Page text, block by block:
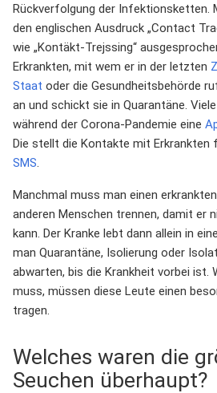
Rückverfolgung der Infektionsketten.
den englischen Ausdruck „Contact
wie „Kontäkt-Trejssing“
Erkrankten, mit wem er in der letzten
Staat oder die Gesundheitsbehörde
an und schickt sie in Quarantäne.
während der Corona-Pandemie eine
Die stellt die Kontakte mit Erkrankten
SMS
Manchmal muss man einen
anderen Menschen trennen, damit er
kann. Der Kranke lebt dann allein in
man Quarantäne, Isolierung oder
abwarten, bis die Krankheit vorbei ist.
muss, müssen diese Leute einen
tragen.
Welches waren die
Seuchen überhaupt?